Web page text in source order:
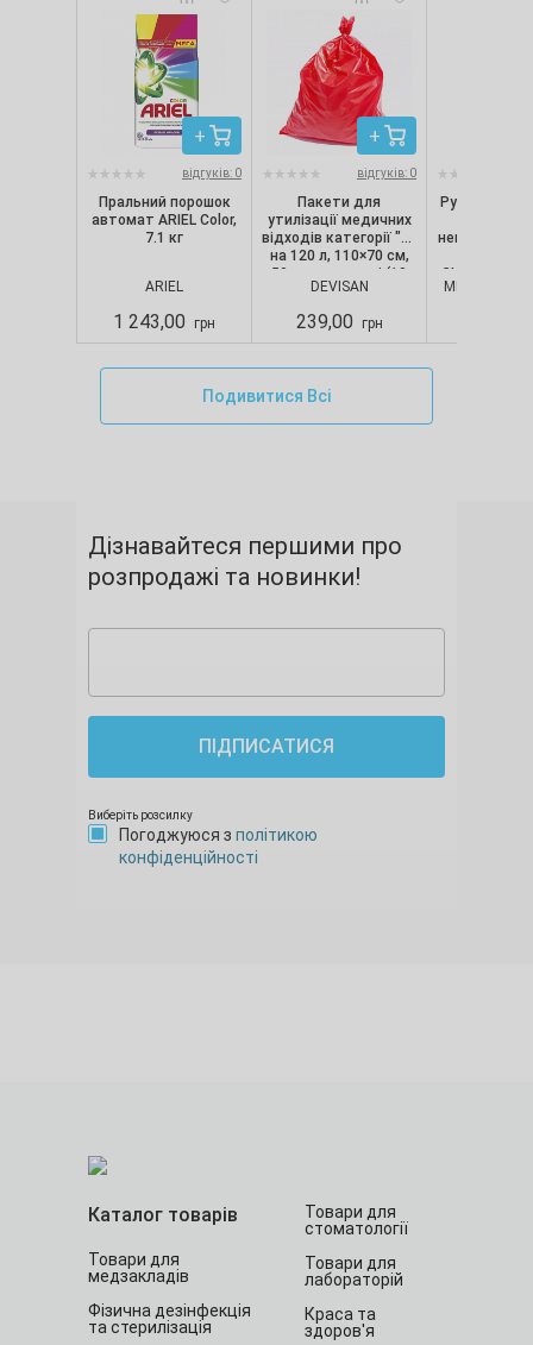
відгуків: 0
Пральний порошок
автомат ARIEL Color,
7.1 кг
ARIEL
1 243,00 грн
відгуків: 0
Пакети для
утилізації медичних
відходів категорії "B"
на 120 л, 110×70 см,
50 мкм, червоні (10
шт./уп.), Devisan
DEVISAN
239,00 грн
Рукавички
непопудрені,
CLASSIC,
MERCATOR
Подивитися Всі
Дізнавайтеся першими про
розпродажі та новинки!
ПІДПИСАТИСЯ
Виберіть розсилку
Погоджуюся з політикою
конфіденційності
Каталог товарів
Товари для
медзакладів
Фізична дезінфекція
та стерилізація
Товари для
стоматології
Товари для
лабораторій
Краса та
здоров'я